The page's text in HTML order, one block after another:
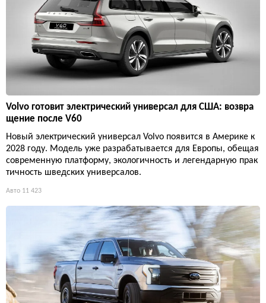
Volvo готовит электрический универсал для США: возвра
щение после V60
Новый электрический универсал Volvo появится в Америке к
2028 году. Модель уже разрабатывается для Европы, обещая
современную платформу, экологичность и легендарную прак
тичность шведских универсалов.
Авто 11 423